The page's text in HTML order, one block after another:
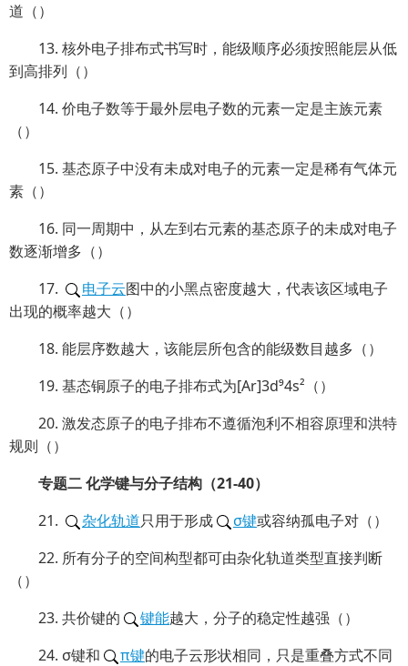
道（）
13. 核外电子排布式书写时，能级顺序必须按照能层从低
到高排列（）
14. 价电子数等于最外层电子数的元素一定是主族元素
（）
15. 基态原子中没有未成对电子的元素一定是稀有气体元
素（）
16. 同一周期中，从左到右元素的基态原子的未成对电子
数逐渐增多（）
17.
电子云图中的小黑点密度越大，代表该区域电子
出现的概率越大（）
18. 能层序数越大，该能层所包含的能级数目越多（）
19. 基态铜原子的电子排布式为[Ar]3d⁹4s²（）
20. 激发态原子的电子排布不遵循泡利不相容原理和洪特
规则（）
专题二 化学键与分子结构（21-40）
21.
杂化轨道只用于形成 σ键或容纳孤电子对（）
22. 所有分子的空间构型都可由杂化轨道类型直接判断
（）
23. 共价键的
键能越大，分子的稳定性越强（）
24. σ键和
π键的电子云形状相同，只是重叠方式不同